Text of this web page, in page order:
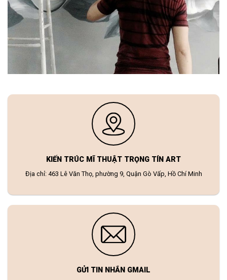
KIẾN TRÚC MĨ THUẬT TRỌNG TÍN ART
Địa chỉ: 463 Lê Văn Thọ, phường 9, Quận Gò Vấp, Hồ Chí Minh
GỬI TIN NHẮN GMAIL